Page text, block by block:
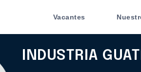
Vacantes
INDUSTRIA